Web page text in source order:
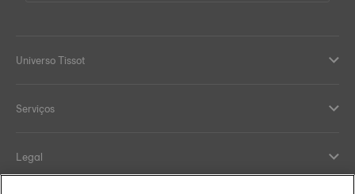
Universo Tissot
Serviços
Legal